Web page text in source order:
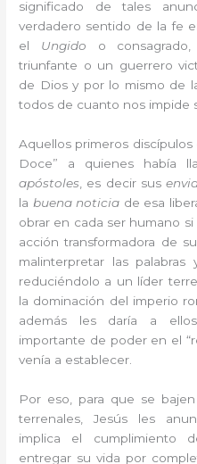
significado de tales
verdadero sentido de la fe
el Ungido o
triunfante o un guerrero
de Dios y por lo mismo de
todos de cuanto nos impide
Aquellos primeros
Doce” a quienes había
apóstoles , es decir sus
la buena noticia de esa
obrar en cada ser humano
acción transformadora de
malinterpretar las
reduciéndolo a un líder
la dominación del imperio
además les daría a
importante de poder en el
venía a establecer.
Por eso, para que se
terrenales, Jesús les
implica el cumplimiento
entregar su vida por